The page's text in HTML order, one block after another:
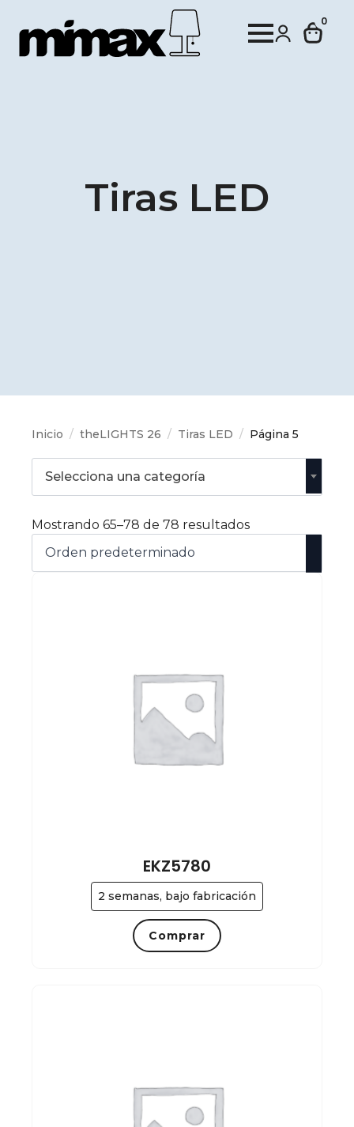
0
Tiras LED
Inicio theLIGHTS 26 Tiras LED Página 5
Selecciona una categoría
Mostrando 65–78 de 78 resultados
2 semanas, bajo fabricación
EKZ5780
Comprar